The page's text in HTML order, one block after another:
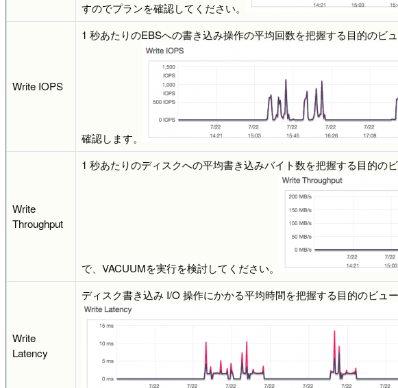
すのでプランを確認してください。
Write IOPS
1 秒あたりのEBSへの書き込み操作の平均回数を把握する目的の
確認します。
Write
Throughput
1 秒あたりのディスクへの平均書き込みバイト数を把握する目的の
で、VACUUMを実行を検討してください。
Write
Latency
ディスク書き込み I/O 操作にかかる平均時間を把握する目的のビ